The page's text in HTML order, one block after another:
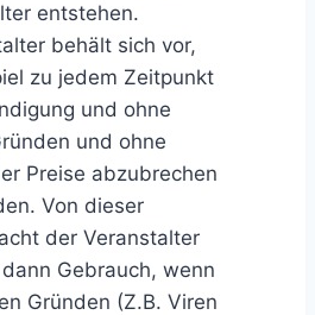
entstehen.
behält sich vor,
zu jedem Zeitpunkt
und ohne
und ohne
Preise abzubrechen
Von dieser
der Veranstalter
Gebrauch, wenn
Gründen (Z.B. Viren